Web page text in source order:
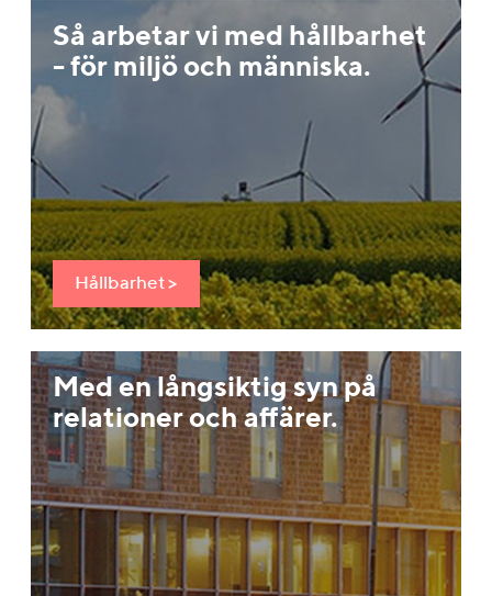
Så arbetar vi med hållbarhet
- för miljö och människa.
Hållbarhet >
Med en långsiktig syn på
relationer och affärer.